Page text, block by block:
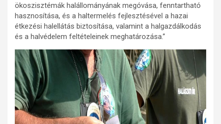
ökoszisztémák halállományának megóvása, fenntartható
hasznosítása, és a haltermelés fejlesztésével a hazai
étkezési halellátás biztosítása, valamint a halgazdálkodás
és a halvédelem feltételeinek meghatározása.”